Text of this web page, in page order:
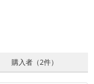
購入者（2件）